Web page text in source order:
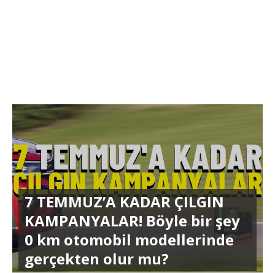
7 TEMMUZ’A KADAR ÇILGIN
KAMPANYALAR! Böyle bir şey
0 km otomobil modellerinde
gerçekten olur mu?